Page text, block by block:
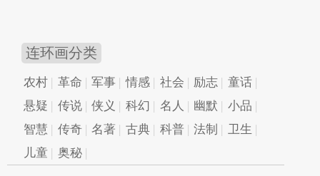
连环画分类
农村 革命 军事 情感 社会 励志
童话
悬疑
传说 侠义 科幻 名人 幽默
小品
智慧
传奇 名著 古典 科普 法制
卫生
儿童
奥秘